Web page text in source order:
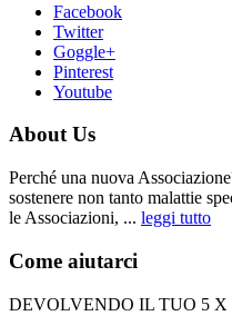
Facebook
Twitter
Goggle+
Pinterest
Youtube
About Us
Perché una nuova
sostenere non tanto malattie
le Associazioni, ... leggi tutto
Come aiutarci
DEVOLVENDO IL TUO 5 X